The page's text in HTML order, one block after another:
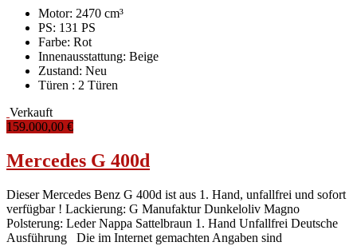
Motor: 2470 cm³
PS: 131 PS
Farbe: Rot
Innenausstattung: Beige
Zustand: Neu
Türen : 2 Türen
Verkauft
159.000,00 €
Mercedes G 400d
Dieser Mercedes Benz G 400d ist aus 1. Hand, unfallfrei und sofort
verfügbar ! Lackierung: G Manufaktur Dunkeloliv Magno
Polsterung: Leder Nappa Sattelbraun 1. Hand Unfallfrei Deutsche
Ausführung Die im Internet gemachten Angaben sind